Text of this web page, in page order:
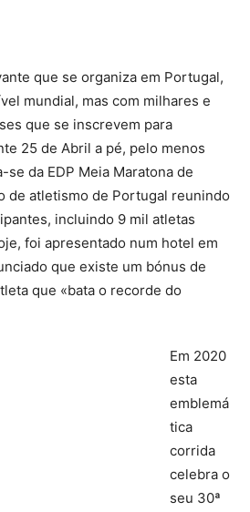
que se organiza em Portugal,
mundial, mas com milhares e
que se inscrevem para
25 de Abril a pé, pelo menos
se da EDP Meia Maratona de
de atletismo de Portugal reunindo
incluindo 9 mil atletas
foi apresentado num hotel em
que existe um bónus de
que «bata o recorde do
Em 2020
esta
emblemá
tica
corrida
celebra o
seu 30ª